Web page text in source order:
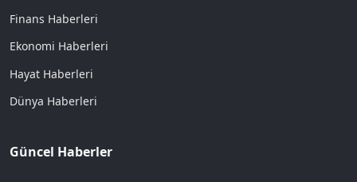
Finans Haberleri
Ekonomi Haberleri
Hayat Haberleri
Dünya Haberleri
Güncel Haberler